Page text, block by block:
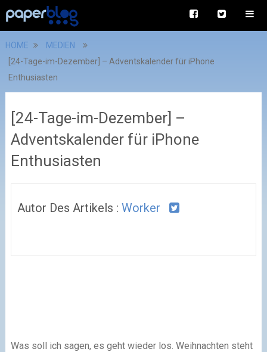
HOME
MEDIEN
[24-Tage-im-Dezember] – Adventskalender für iPhone
Enthusiasten
[24-Tage-im-Dezember] –
Adventskalender für iPhone
Enthusiasten
Autor Des Artikels : Worker
Was soll ich sagen, es geht wieder los. Weihnachten steht